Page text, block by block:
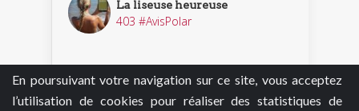
En poursuivant votre navigation sur ce site, vous acceptez
l’utilisation de cookies pour réaliser des statistiques de
La liseuse heureuse
403 #AvisPolar
Découvrir nos enquêteurs